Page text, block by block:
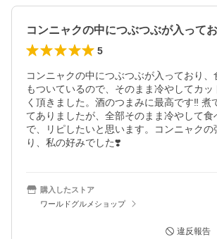
5
コンニャクの中につぶつぶが入っており
もついているので、そのまま冷やしてカッ
く頂きました。酒のつまみに最高です‼️ 煮
てありましたが、全部そのまま冷やして食
で、リピしたいと思います。コンニャクの
り、私の好みでした❣️
購入したストア
ワールドグルメショップ
違反報告